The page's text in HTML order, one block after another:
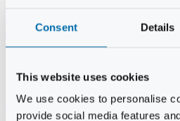
Consent Details
This website uses cookies
We use cookies to personalise
provide social media features
Kjeld Hansen
Niels Thomas Rosenberg
Svend Andersen
Bent Wigh
Jens-Kjeld Jensen